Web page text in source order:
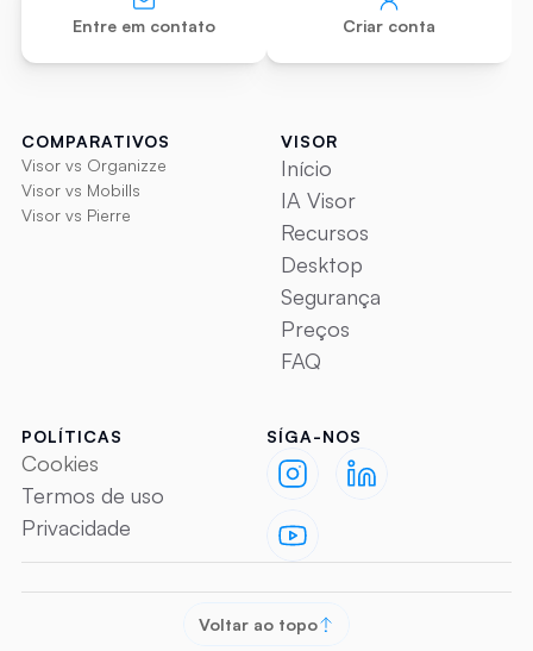
Voltar ao topo
Entre em contato Criar conta
COMPARATIVOS
Visor vs Organizze
Visor vs Mobills
Visor vs Pierre
VISOR
Início
IA Visor
Recursos
Desktop
Segurança
Preços
FAQ
POLÍTICAS
Cookies
Termos de uso
Privacidade
SÍGA-NOS